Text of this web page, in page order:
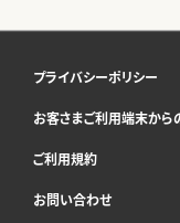
プライバシーポリシー
お客さまご利用端末か
ご利用規約
お問い合わせ